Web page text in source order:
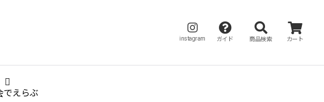
instagram ガイド 商品検索 カート
でえらぶ